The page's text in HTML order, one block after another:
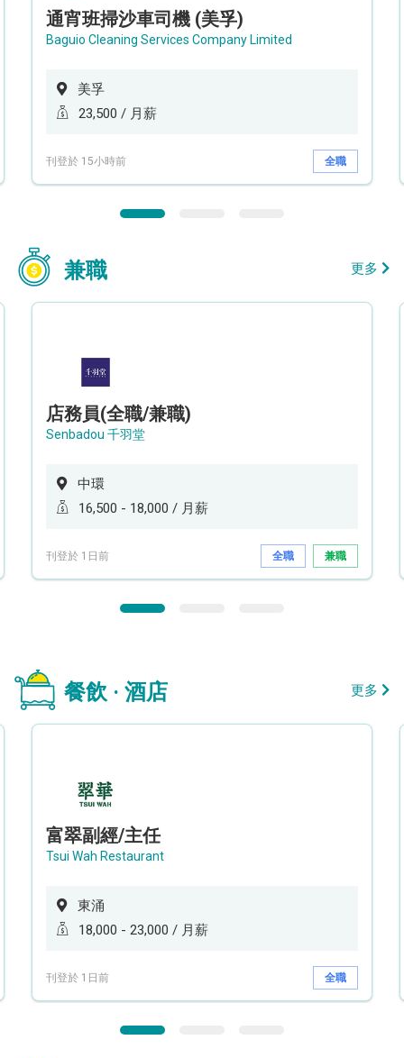
通宵班掃沙車司機 (美孚)
Baguio Cleaning Services Company Limited
美孚
23,500 / 月薪
刊登於 15小時前 全職
兼職 更多
店務員(全職/兼職)
Senbadou 千羽堂
中環
16,500 - 18,000 / 月薪
刊登於 1日前 全職 兼職
餐飲 · 酒店 更多
富翠副經/主任
Tsui Wah Restaurant
東涌
18,000 - 23,000 / 月薪
刊登於 1日前 全職